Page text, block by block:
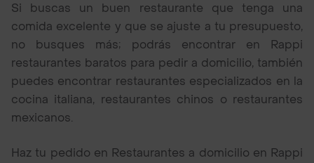
Si buscas un buen restaurante que tenga una
comida excelente y que se ajuste a tu presupuesto,
no busques más; podrás encontrar en Rappi
restaurantes baratos para pedir a domicilio, también
puedes encontrar restaurantes especializados en la
cocina italiana, restaurantes chinos o restaurantes
mexicanos.
Haz tu pedido en Restaurantes a domicilio en Rappi